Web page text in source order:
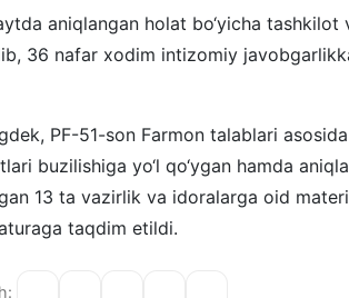
aniqlangan holat bo‘yicha
36 nafar xodim intizomiy
PF-51-son Farmon talablari
buzilishiga yo‘l qo‘ygan hamda
13 ta vazirlik va idoralarga oid
taqdim etildi.